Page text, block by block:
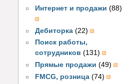
Интернет и продажи (88)
Дебиторка (22)
Поиск работы,
сотрудников (131)
Прямые продажи (49)
FMCG, розница (74)